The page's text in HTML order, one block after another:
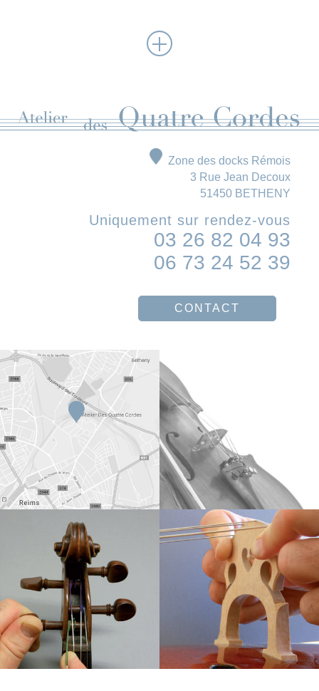
Zone des docks Rémois
3 Rue Jean Decoux
51450 BETHENY
Uniquement sur rendez-vous
03 26 82 04 93
06 73 24 52 39
CONTACT